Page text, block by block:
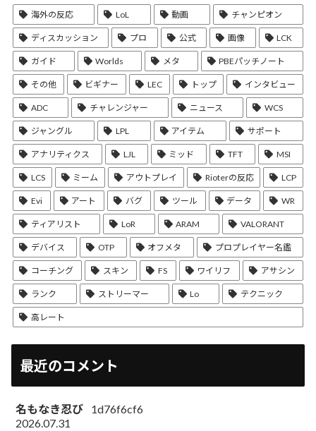
海外の反応 LoL 動画 チャンピオン
ディスカッション プロ 公式 画像 LCK
ガイド Worlds メタ PBEパッチノート
その他 ビギナー LEC トップ インタビュー
ADC チャレンジャー ニュース WCS
ジャングル LPL アイテム サポート
アナリティクス LJL ミッド TFT MSI
LCS ミーム アウトプレイ Rioterの反応 LCP
Evi アート バグ ツール データ WR
ティアリスト LoR ARAM VALORANT
デバイス OTP オフメタ プロプレイヤー名鑑
コーチング スキン FS ワイリフ アサシン
ランク ストリーマー Lo テクニック
高レート
最近のコメント
名もなき忍び
1d76f6cf6
2026.07.31